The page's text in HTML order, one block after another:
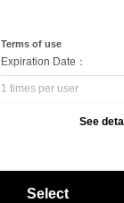
Terms of use
Expiration Date：
1 times per user
See
Select